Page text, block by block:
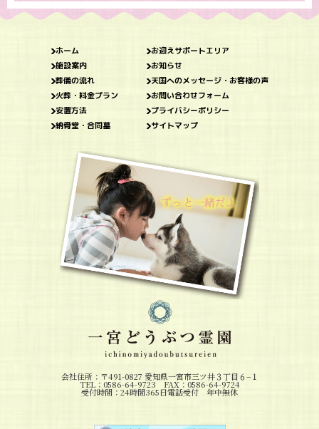
会社住所：〒491-0827 愛知県一宮市三ツ井３丁目６−１
TEL：0586-64-9723 FAX：0586-64-9724
受付時間：24時間365日電話受付 年中無休
ホーム
施設案内
葬儀の流れ
火葬・料金プラン
安置方法
納骨堂・合同墓
お迎えサポートエリア
お知らせ
天国へのメッセージ・お客様の声
お問い合わせフォーム
プライバシーポリシー
サイトマップ